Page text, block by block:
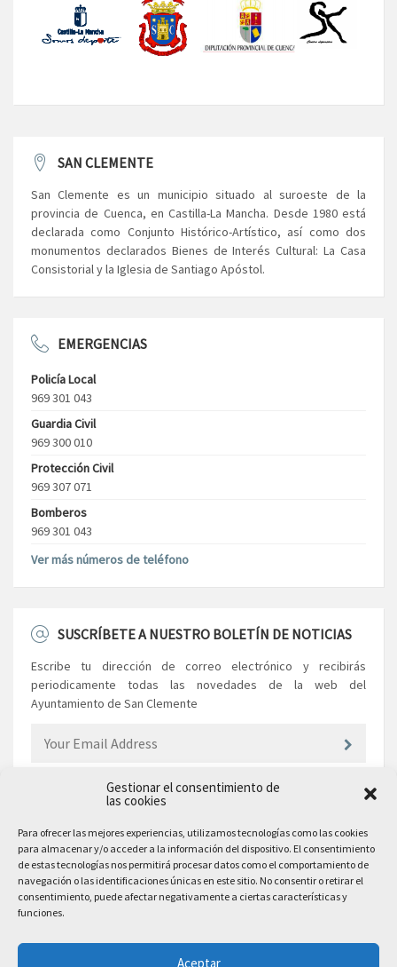
Gestionar el consentimiento de
las cookies
Para ofrecer las mejores experiencias, utilizamos tecnologías como las cookies
para almacenar y/o acceder a la información del dispositivo. El consentimiento
de estas tecnologías nos permitirá procesar datos como el comportamiento de
navegación o las identificaciones únicas en este sitio. No consentir o retirar el
consentimiento, puede afectar negativamente a ciertas características y
funciones.
Aceptar
SAN CLEMENTE
San Clemente es un municipio situado al suroeste de la
provincia de Cuenca, en Castilla-La Mancha. Desde 1980 está
declarada como Conjunto Histórico-Artístico, así como dos
monumentos declarados Bienes de Interés Cultural: La Casa
Consistorial y la Iglesia de Santiago Apóstol.
EMERGENCIAS
Policía Local
969 301 043
Guardia Civil
969 300 010
Protección Civil
969 307 071
Bomberos
969 301 043
Ver más números de teléfono
SUSCRÍBETE A NUESTRO BOLETÍN DE NOTICIAS
Escribe tu dirección de correo electrónico y recibirás
periodicamente todas las novedades de la web del
Ayuntamiento de San Clemente
EL AYUNTAMIENTO
Plaza Mayor, 10
San Clemente, 16600, Cuenca
Teléfono: 969 300 003
Email Comunicación y Publicidad:
comunicacion@sanclemente.es